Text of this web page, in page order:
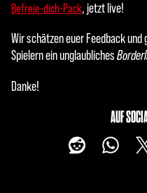
Befreie-dich-Pack, jetzt live!
Wir schätzen euer Feedback und
Spielern ein unglaubliches
Danke!
AUF